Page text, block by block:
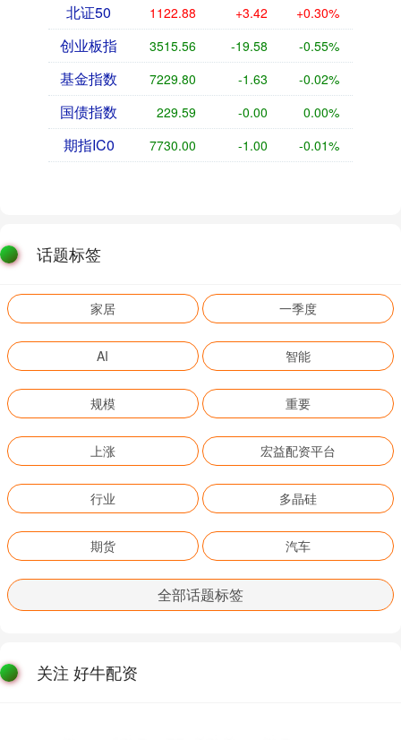
北证50 1122.88 +3.42 +0.30%
创业板指 3515.56 -19.58 -0.55%
基金指数 7229.80 -1.63 -0.02%
国债指数 229.59 -0.00 0.00%
期指IC0 7730.00 -1.00 -0.01%
话题标签
家居 一季度
AI 智能
规模 重要
上涨 宏益配资平台
行业 多晶硅
期货 汽车
全部话题标签
关注 好牛配资